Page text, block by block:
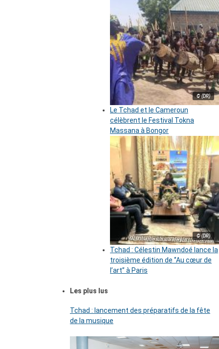
© (DR)
Le Tchad et le Cameroun
célèbrent le Festival Tokna
Massana à Bongor
© (DR)
Tchad : Célestin Mawndoé lance la
troisième édition de ‘’Au cœur de
l’art’’ à Paris
Les plus lus
Tchad : lancement des préparatifs de la fête
de la musique